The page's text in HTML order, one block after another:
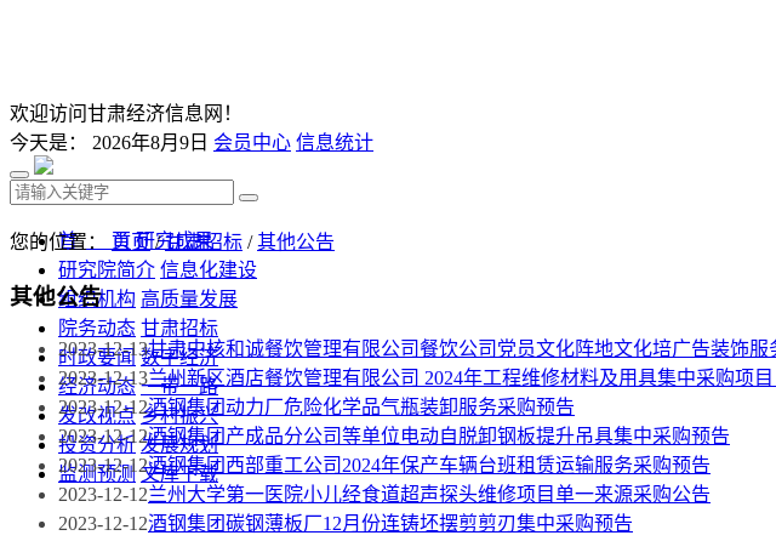
欢迎访问甘肃经济信息网！
今天是： 2026年8月9日 会员中心 信息统计
首 页 研究成果
研究院简介 信息化建设
组织机构 高质量发展
院务动态 甘肃招标
时政要闻 数字经济
经济动态 一带一路
发改视点 乡村振兴
投资分析 发展规划
监测预测 文库下载
您的位置： 首页/甘肃招标 /其他公告
其他公告
2023-12-13甘肃中核和诚餐饮管理有限公司餐饮公司党员文化阵地文化培广告装饰服
2023-12-13兰州新区酒店餐饮管理有限公司 2024年工程维修材料及用具集中采购项
2023-12-12酒钢集团动力厂危险化学品气瓶装卸服务采购预告
2023-12-12酒钢集团产成品分公司等单位电动自脱卸钢板提升吊具集中采购预告
2023-12-12酒钢集团西部重工公司2024年保产车辆台班租赁运输服务采购预告
2023-12-12兰州大学第一医院小儿经食道超声探头维修项目单一来源采购公告
2023-12-12酒钢集团碳钢薄板厂12月份连铸坯摆剪剪刃集中采购预告